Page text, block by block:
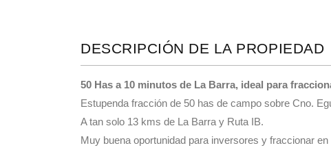
DESCRIPCIÓN DE LA PROPIEDAD
50 Has a 10 minutos de La Barra, ideal para
Estupenda fracción de 50 has de campo sobre Cno.
A tan solo 13 kms de La Barra y Ruta IB.
Muy buena oportunidad para inversores y fraccionar